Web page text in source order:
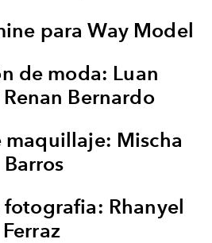
para Way Model
de moda: Luan
Bernardo
maquillaje: Mischa
Barros
Rhanyel
Ferraz